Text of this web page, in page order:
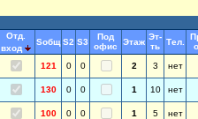
Отд.
вход
Soбщ S2 S3
Под
офис
Этаж
Эт-
ть
Тел.
121 0 0 2 3 нет
130 0 0 1 10 нет
100 0 0 1 5 нет